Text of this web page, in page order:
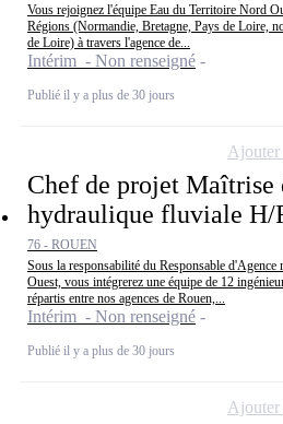
Vous rejoignez l'équipe Eau du Territoire Nord
Régions (Normandie, Bretagne, Pays de Loire,
de Loire) à travers l'agence de...
Intérim - Non renseigné
Publié il y a plus de 30 jours
Chef de projet Maîtrise
hydraulique fluviale H/
76 - ROUEN
Sous la responsabilité du Responsable
Ouest, vous intégrerez une équipe de 12
répartis entre nos agences de Rouen,...
Intérim - Non renseigné
Publié il y a plus de 30 jours
Ajouter
Ajouter